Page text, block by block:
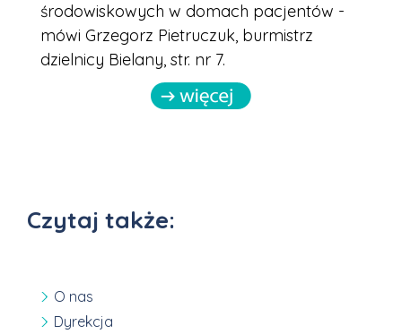
środowiskowych w domach pacjentów -
mówi Grzegorz Pietruczuk, burmistrz
dzielnicy Bielany, str. nr 7.
Czytaj także:
O nas
Dyrekcja